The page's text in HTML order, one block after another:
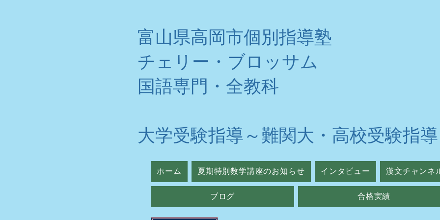
富山県高岡市個別指導塾
チェリー・ブロッサム
​国語専門・全教科
大学受験指導～難関大・高校受験指導
ホーム 夏期特別数学講座のお知らせ インタビュー 漢文チャンネ
ブログ 合格実績